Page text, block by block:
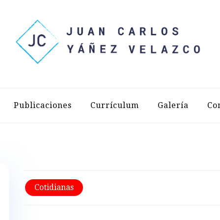
YÁÑEZ
Publicaciones Currículum Galería
Cotidianas